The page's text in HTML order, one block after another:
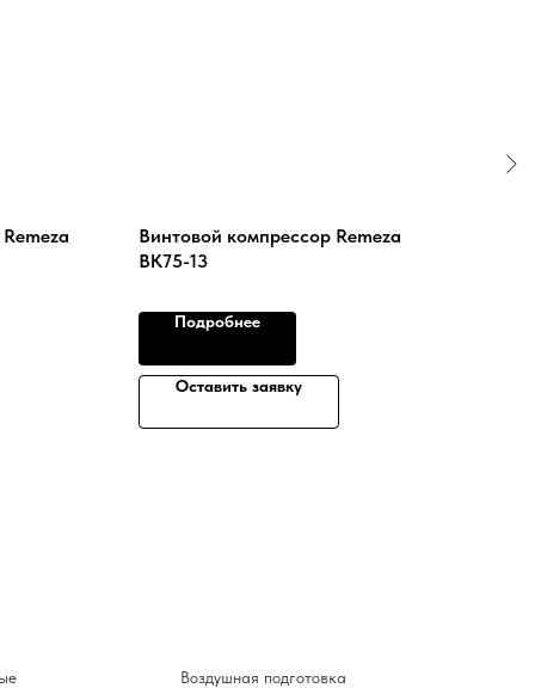
Винтовой компрессор Remeza
ВК75-13
Подробнее
Оставить заявку
Воздушная подготовка